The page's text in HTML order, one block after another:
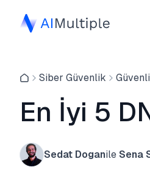
Siber Güvenlik
En İyi 5
Sedat DoganileSena